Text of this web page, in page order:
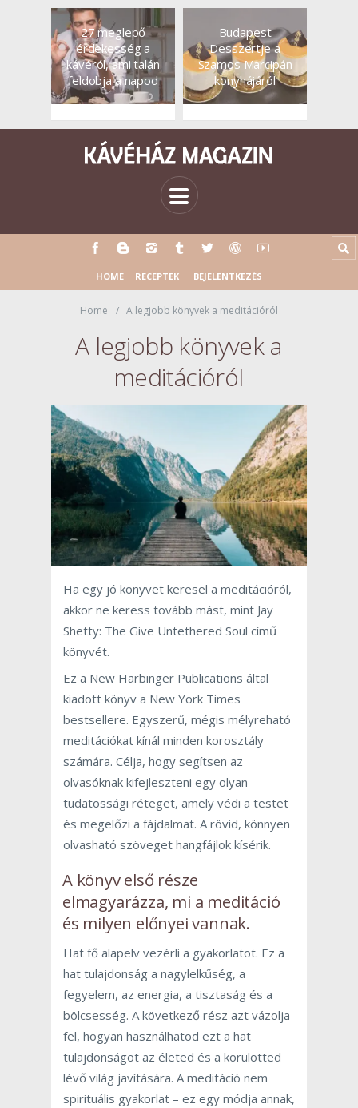
27 meglepő
érdekesség a
kávéról, ami talán
feldobja a napod
Budapest
Desszertje a
Szamos Marcipán
konyhájáról
HOME RECEPTEK BEJELENTKEZÉS
Home A legjobb könyvek a meditációról
A legjobb könyvek a
meditációról
Ha egy jó könyvet keresel a meditációról,
akkor ne keress tovább mást, mint Jay
Shetty: The Give Untethered Soul című
könyvét.
Ez a New Harbinger Publications által
kiadott könyv a New York Times
bestsellere. Egyszerű, mégis mélyreható
meditációkat kínál minden korosztály
számára. Célja, hogy segítsen az
olvasóknak kifejleszteni egy olyan
tudatossági réteget, amely védi a testet
és megelőzi a fájdalmat. A rövid, könnyen
olvasható szöveget hangfájlok kísérik.
A könyv első része
elmagyarázza, mi a meditáció
és milyen előnyei vannak.
Hat fő alapelv vezérli a gyakorlatot. Ez a
hat tulajdonság a nagylelkűség, a
fegyelem, az energia, a tisztaság és a
bölcsesség. A következő rész azt vázolja
fel, hogyan használhatod ezt a hat
tulajdonságot az életed és a körülötted
lévő világ javítására. A meditáció nem
spirituális gyakorlat – ez egy módja annak,